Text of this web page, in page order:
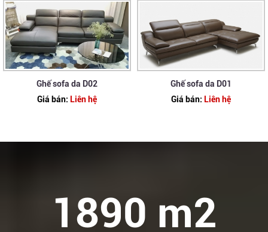
Ghế sofa da D02
Giá bán: Liên hệ
Ghế sofa da D01
Giá bán: Liên hệ
1890 m2